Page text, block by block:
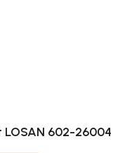
602-26004